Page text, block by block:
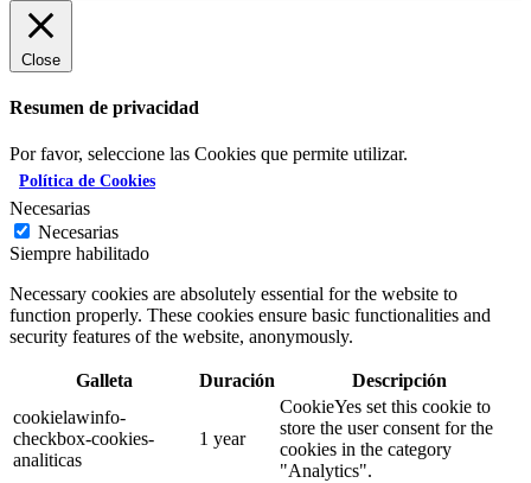
Close
Resumen de privacidad
Por favor, seleccione las Cookies que permite utilizar.
Política de Cookies
Necesarias
Necesarias
Siempre habilitado
Necessary cookies are absolutely essential for the website to
function properly. These cookies ensure basic functionalities and
security features of the website, anonymously.
Galleta Duración
Descripción
cookielawinfo-
checkbox-cookies-
analiticas
1 year
CookieYes set this cookie to
store the user consent for the
cookies in the category
"Analytics".